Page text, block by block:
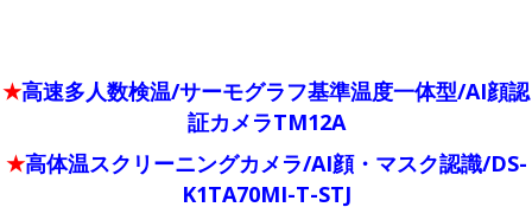
★高速多人数検温/サーモグラフ基準温度一体型/AI顔認
証カメラTM12A
★高体温スクリーニングカメラ/AI顔・マスク認識/DS-
K1TA70MI-T-STJ